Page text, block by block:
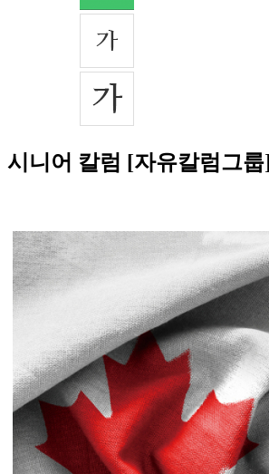
시니어 칼럼 [자유칼럼그룹]